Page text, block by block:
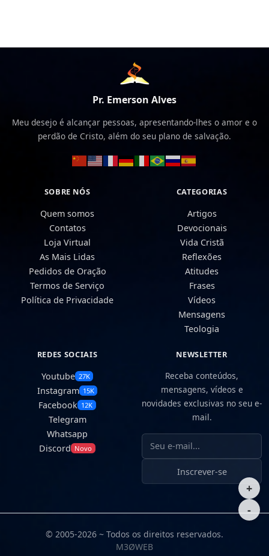
Pr. Emerson Alves
Meu desejo é alcançar pessoas, apresentando-lhes o amor e o
perdão de Cristo, além do seu plano de salvação.
SOBRE NÓS
Quem somos
Contatos
Loja Virtual
As Mais Lidas
Pedidos de Oração
Termos de Serviço
Política de Privacidade
CATEGORIAS
Artigos
Devocionais
Vida Cristã
Reflexões
Atitudes
Frases
Vídeos
Mensagens
Teologia
REDES SOCIAIS
Youtube 27K
Instagram 15K
Facebook 12K
Telegram
Whatsapp
Discord Novo
NEWSLETTER
Receba conteúdos,
mensagens, vídeos e
novidades exclusivas no seu e-
mail.
Seu e-mail
Inscrever-se
© 2005-2026 ~ Todos os direitos reservados.
M3ØWEB
+
-